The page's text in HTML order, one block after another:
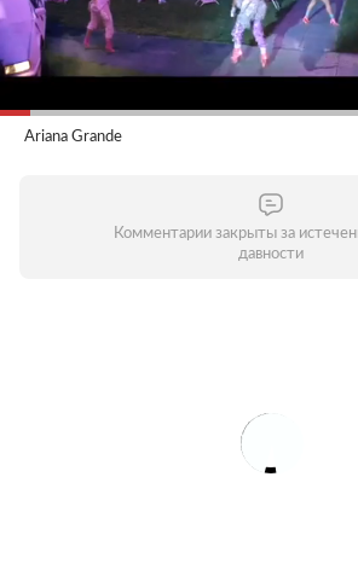
Ariana Grande
Комментарии закрыты за
давности